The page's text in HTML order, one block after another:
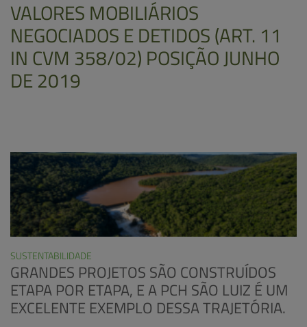
VALORES MOBILIÁRIOS
NEGOCIADOS E DETIDOS (ART. 11
IN CVM 358/02) POSIÇÃO JUNHO
DE 2019
SUSTENTABILIDADE
GRANDES PROJETOS SÃO CONSTRUÍDOS
ETAPA POR ETAPA, E A PCH SÃO LUIZ É UM
EXCELENTE EXEMPLO DESSA TRAJETÓRIA.